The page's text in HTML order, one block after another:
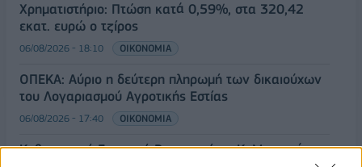
Χρηματιστήριο: Πτώση κατά 0,59%, στα 320,42
εκατ. ευρώ ο τζίρος
06/08/2026 - 18:10 ΟΙΚΟΝΟΜΙΑ
ΟΠΕΚΑ: Αύριο η δεύτερη πληρωμή των δικαιούχων
του Λογαριασμού Αγροτικής Εστίας
06/08/2026 - 17:40 ΟΙΚΟΝΟΜΙΑ
Κυβερνητική Επιτροπή Βιομηχανίας- Κ. Μητσοτάκης: